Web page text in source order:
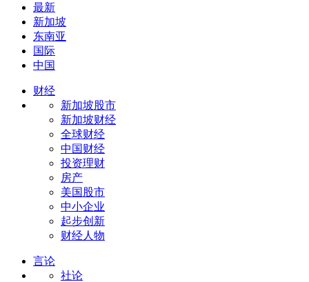
最新
新加坡
东南亚
国际
中国
财经
新加坡股市
新加坡财经
全球财经
中国财经
投资理财
房产
美国股市
中小企业
起步创新
财经人物
言论
社论